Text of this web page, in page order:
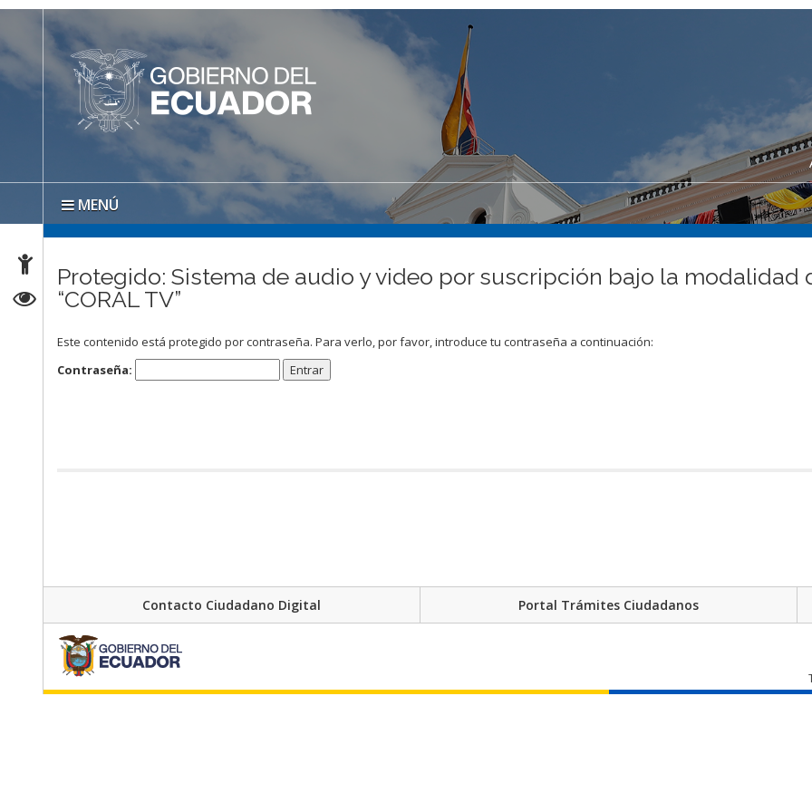
MENÚ
Protegido: Sistema de audio y video por suscripción bajo la
“CORAL TV”
Este contenido está protegido por contraseña. Para verlo, por favor, introduce tu contraseña a continuación:
Contraseña:
Contacto Ciudadano Digital Portal Trámites Ciudadanos